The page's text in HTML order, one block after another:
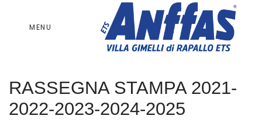
MENU
RASSEGNA STAMPA 2021-
2022-2023-2024-2025